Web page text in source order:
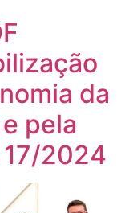
da
pela
17/2024